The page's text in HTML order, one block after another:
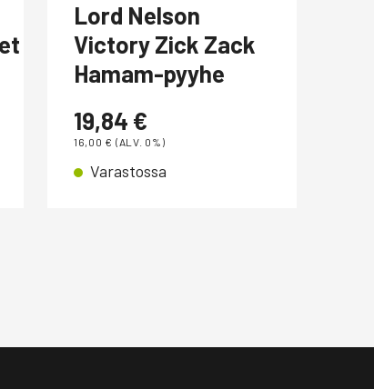
Lord Nelson
Victory Zick Zack
Hamam-pyyhe
19,84 €
16,00 € (ALV. 0%)
Varastossa